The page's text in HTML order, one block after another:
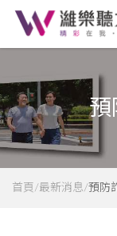
預
首頁 最新消息 預防